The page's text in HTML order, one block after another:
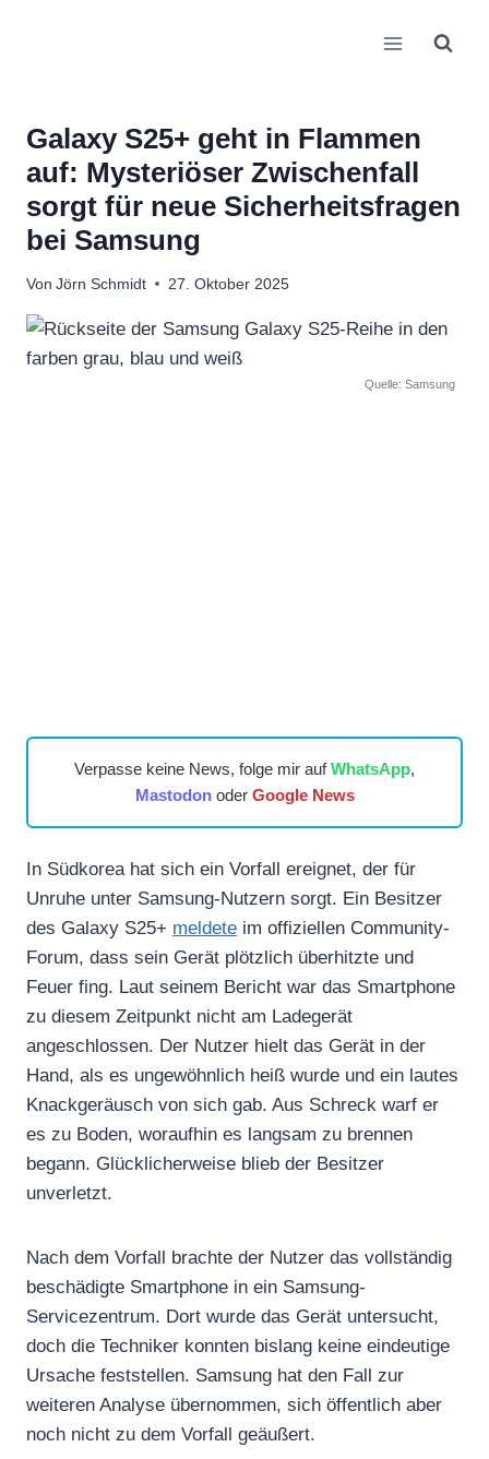
Galaxy S25+ geht in Flammen
auf: Mysteriöser Zwischenfall
sorgt für neue Sicherheitsfragen
bei Samsung
Von Jörn Schmidt 27. Oktober 2025
Quelle: Samsung
Verpasse keine News, folge mir aufWhatsApp,
Mastodonoder Google News
In Südkorea hat sich ein Vorfall ereignet, der für
Unruhe unter Samsung-Nutzern sorgt. Ein Besitzer
des Galaxy S25+ meldete im offiziellen Community-
Forum, dass sein Gerät plötzlich überhitzte und
Feuer fing. Laut seinem Bericht war das Smartphone
zu diesem Zeitpunkt nicht am Ladegerät
angeschlossen. Der Nutzer hielt das Gerät in der
Hand, als es ungewöhnlich heiß wurde und ein lautes
Knackgeräusch von sich gab. Aus Schreck warf er
es zu Boden, woraufhin es langsam zu brennen
begann. Glücklicherweise blieb der Besitzer
unverletzt.
Nach dem Vorfall brachte der Nutzer das vollständig
beschädigte Smartphone in ein Samsung-
Servicezentrum. Dort wurde das Gerät untersucht,
doch die Techniker konnten bislang keine eindeutige
Ursache feststellen. Samsung hat den Fall zur
weiteren Analyse übernommen, sich öffentlich aber
noch nicht zu dem Vorfall geäußert.